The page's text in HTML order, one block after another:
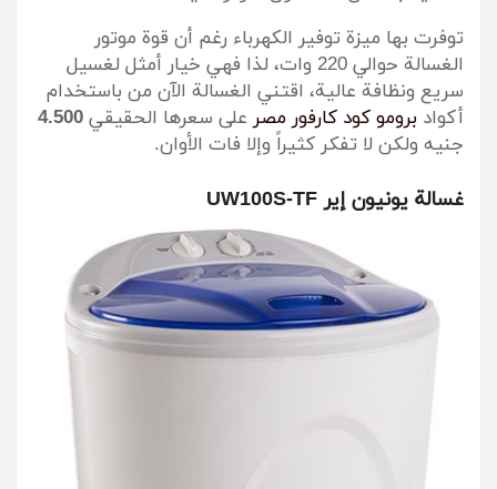
توفرت بها ميزة توفير الكهرباء رغم أن قوة موتور
الغسالة حوالي 220 وات، لذا فهي خيار أمثل لغسيل
سريع ونظافة عالية، اقتني الغسالة الآن من باستخدام
أكواد برومو كود كارفور مصر على سعرها الحقيقي 4.500
جنيه ولكن لا تفكر كثيراً وإلا فات الأوان.
غسالة يونيون إير UW100S-TF